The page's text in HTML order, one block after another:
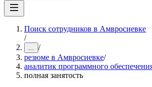
Поиск сотрудников в Амвросиевке
/
... /
резюме в Амвросиевке/
аналитик программного
полная занятость